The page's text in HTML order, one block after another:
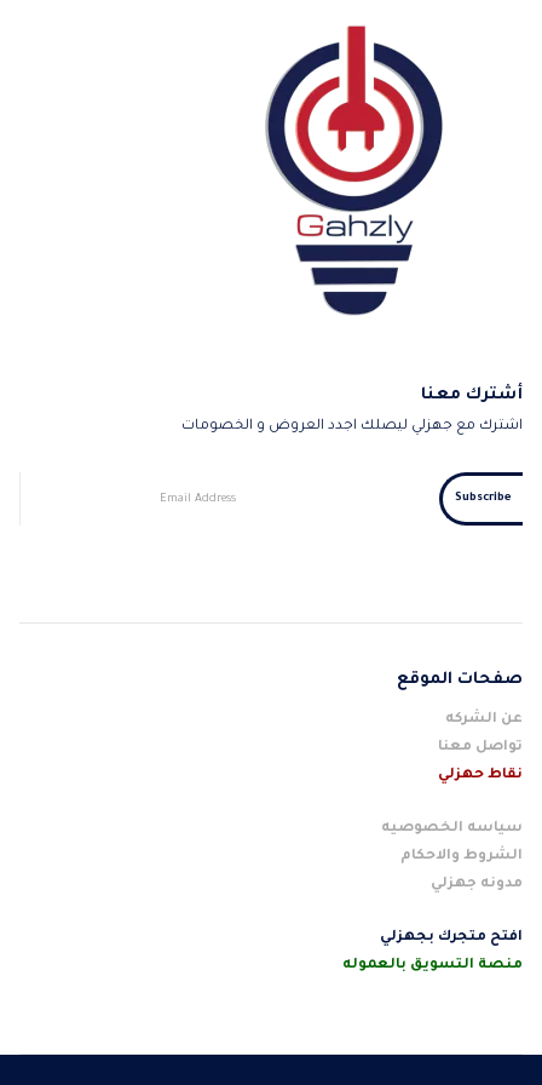
أشترك معنا
اشترك مع جهزلي ليصلك اجدد العروض و الخصومات
صفحات الموقع
عن الشركه
تواصل معنا
نقاط حهزلي
سياسه الخصوصيه
الشروط والاحكام
مدونه جهزلي
افتح متجرك بجهزلي
منصة التسويق بالعموله